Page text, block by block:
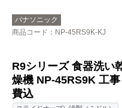
スライドオープン深型（ディープ）
幅45cm
155,500 円(税込)
商品詳細はこちら